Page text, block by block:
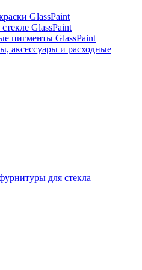
GlassPaint
GlassPaint
пигменты GlassPaint
аксессуары и расходные
для стекла